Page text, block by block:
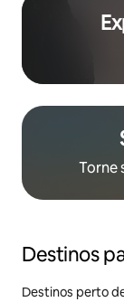
Torne
Destinos
Destinos perto